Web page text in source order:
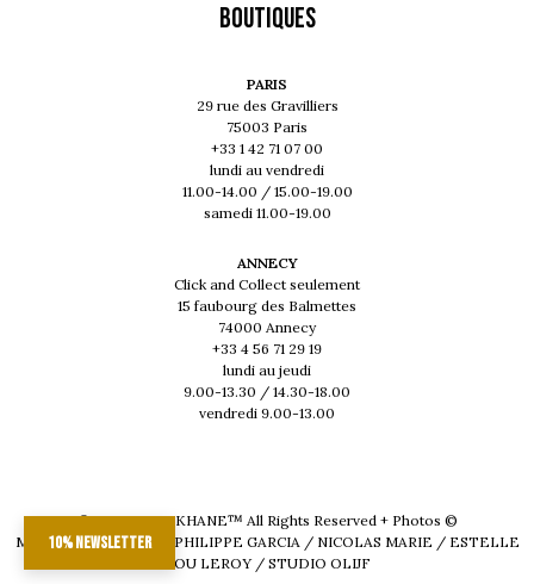
Boutiques
PARIS
29 rue des Gravilliers
75003 Paris
+33 1 42 71 07 00
lundi au vendredi
11.00-14.00 / 15.00-19.00
samedi 11.00-19.00
ANNECY
Click and Collect seulement
15 faubourg des Balmettes
74000 Annecy
+33 4 56 71 29 19
lundi au jeudi
9.00-13.30 / 14.30-18.00
vendredi 9.00-13.00
© 2026 - MUSKHANE™ All Rights Reserved + Photos ©
MAEVA DELACROIX / PHILIPPE GARCIA / NICOLAS MARIE / ESTELLE
LOU LEROY / STUDIO OLIJF
10% newsletter